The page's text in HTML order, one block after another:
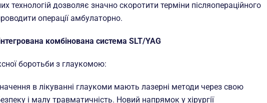
технологій дозволяє значно скоротити терміни післяопераційного
операції амбулаторно.
комбінована система SLT/YAG
боротьби з глаукомою:
в лікуванні глаукоми мають лазерні методи через свою
і малу травматичність. Новий напрямок у хірургії